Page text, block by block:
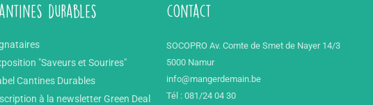
durables
"Saveurs et Sourires"
Cantines Durables
à la newsletter Green Deal
contact
SOCOPRO Av. Comte de Smet de Nayer 14/3
5000 Namur
info@mangerdemain.be
Tél : 081/24 04 30